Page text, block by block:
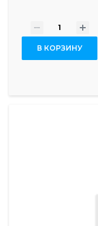
- +
В КОРЗИНУ